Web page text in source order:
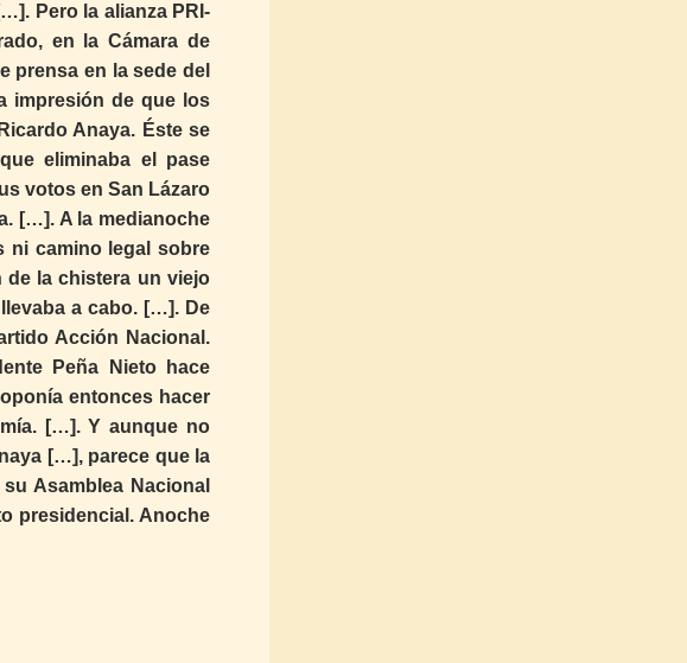
Pero la alianza PRI-
en la Cámara de
prensa en la sede del
impresión de que los
Anaya. Éste se
eliminaba el pase
votos en San Lázaro
[…]. A la medianoche
ni camino legal sobre
de la chistera un viejo
a cabo. […]. De
Acción Nacional.
Peña Nieto hace
entonces hacer
[…]. Y aunque no
[…], parece que la
Asamblea Nacional
presidencial. Anoche